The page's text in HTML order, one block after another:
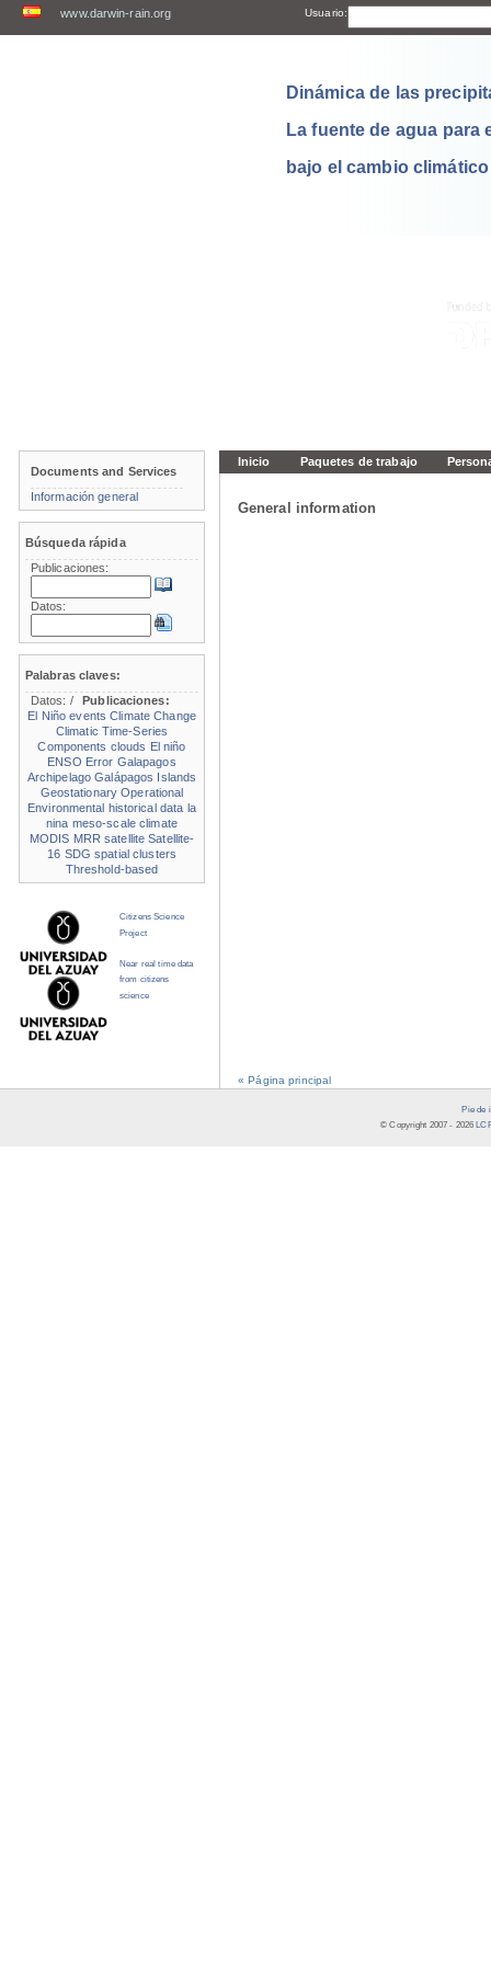
www.darwin-rain.org Usuario:
Dinámica de las
La fuente de agua para
bajo el cambio climático
Inicio Paquetes de trabajo
General information
« Página principal
Documents and Services
Información general
Búsqueda rápida
Publicaciones:
Datos:
Palabras claves:
Datos: /
Publicaciones:
El Niño events Climate Change
Climatic Time-Series
Components clouds El niño
ENSO Error Galapagos
Archipelago Galápagos Islands
Geostationary Operational
Environmental historical data la
nina meso-scale climate
MODIS MRR satellite Satellite-
16 SDG spatial clusters
Threshold-based
Citizens Science
Project
Near real time data
from citizens
science
Pie de
© Copyright 2007 - 2026